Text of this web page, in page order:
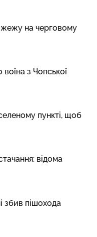
на черговому
з Чопської
пункті, щоб
відома
збив пішохода